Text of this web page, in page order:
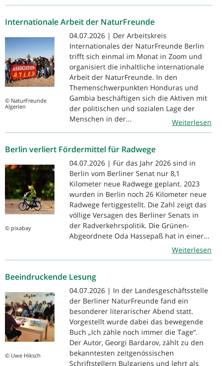
Internationale Arbeit der NaturFreunde
© NaturFreunde
Algerien
04.07.2026 | Der Arbeitskreis
Internationales der NaturFreunde Berlin
trifft sich einmal im Monat in Zoom und
organisiert die inhaltliche internationale
Arbeit der NaturFreunde. In den
Themenschwerpunkten Honduras und
Gambia beschäftigen sich die Aktiven mit
der politischen und sozialen Lage der
Menschen in der...
Weiterlesen
Berlin verliert Fördermittel für Radwege
© pixabay
04.07.2026 | Für das Jahr 2026 sind in
Berlin vom Berliner Senat nur 8,1
Kilometer neue Radwege geplant. 2023
wurden in Berlin noch 26 Kilometer neue
Radwege fertiggestellt. Die Zahl zeigt das
völlige Versagen des Berliner Senats in
der Radverkehrspolitik. Die Grünen-
Abgeordnete Oda Hassepaß hat in einer...
Weiterlesen
Beeindruckende Lesung
© Uwe Hiksch
04.07.2026 | In der Landesgeschäftsstelle
der Berliner NaturFreunde fand ein
besonderer literarischer Abend statt.
Vorgestellt wurde dabei das bewegende
Buch „Ich zähle noch immer die Tage“.
Der Autor, Georgi Bardarov, zählt zu den
bekanntesten zeitgenössischen
Schriftstellern Bulgariens und lehrt als